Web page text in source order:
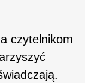
czytelnikom